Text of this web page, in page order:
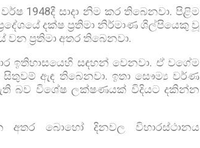
1948දී සාදා නිම කර තිබෙනවා. පිළිම
දක්ෂ ප්‍රතිමා නිර්මාණ ශිල්පියෙකු වූ
ප්‍රතිමා අතර තිබෙනවා.
ඉතිහාසයෙහි සඳහන් වෙනවා. ඒ වගේම
ඇඳ තිබෙනවා. ඉතා සෞම්‍ය වර්ණ
බව විශේෂ ලක්ෂණයක් විදියට දකින්න
අතර බොහෝ දිනවල විහාරස්ථානය